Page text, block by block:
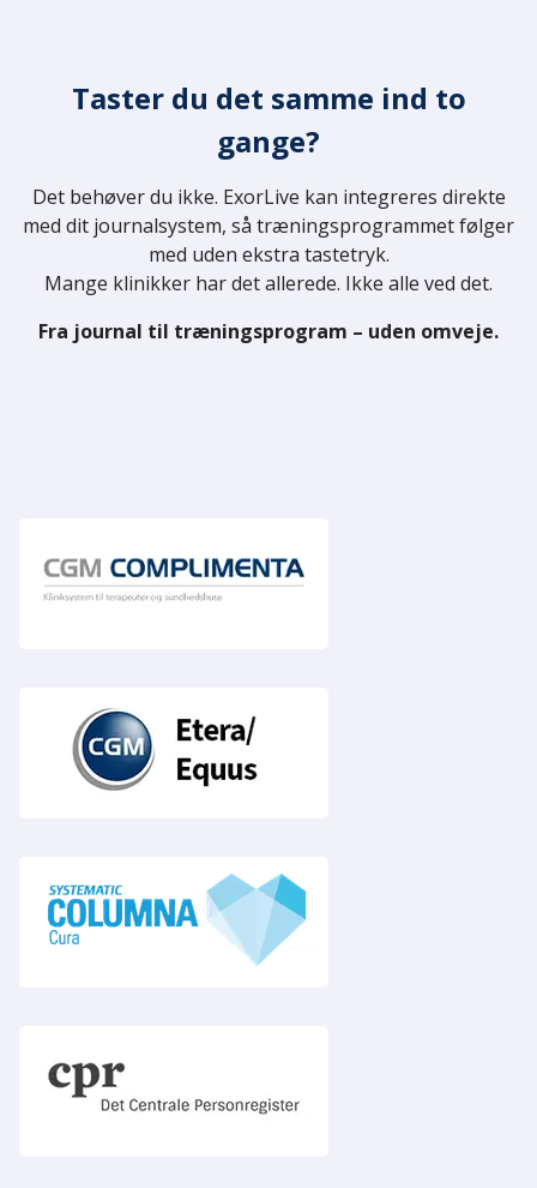
Taster du det samme ind to
gange?
Det behøver du ikke. ExorLive kan integreres direkte
med dit journalsystem, så træningsprogrammet følger
med uden ekstra tastetryk.
Mange klinikker har det allerede. Ikke alle ved det.
Fra journal til træningsprogram – uden omveje.